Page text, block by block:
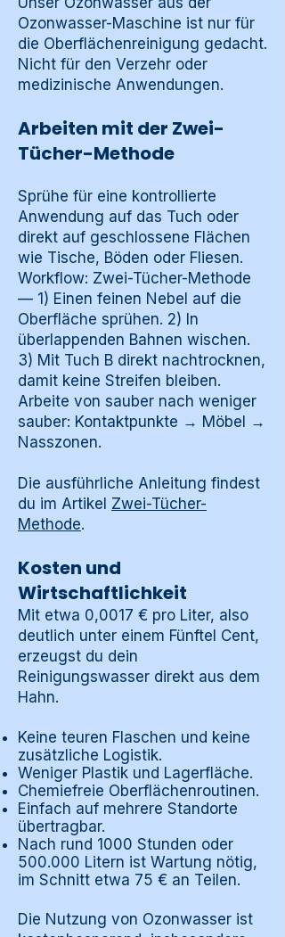
Ozonwasser-Maschine ist nur für
die Oberflächenreinigung gedacht.
Nicht für den Verzehr oder
medizinische Anwendungen.
Arbeiten mit der Zwei-
Tücher-Methode
Sprühe für eine kontrollierte
Anwendung auf das Tuch oder
direkt auf geschlossene Flächen
wie Tische, Böden oder Fliesen.
Workflow: Zwei-Tücher-Methode
— 1) Einen feinen Nebel auf die
Oberfläche sprühen. 2) In
überlappenden Bahnen wischen.
3) Mit Tuch B direkt nachtrocknen,
damit keine Streifen bleiben.
Arbeite von sauber nach weniger
sauber: Kontaktpunkte → Möbel →
Nasszonen.
Die ausführliche Anleitung findest
du im Artikel Zwei-Tücher-
Methode.
Kosten und
Wirtschaftlichkeit
Mit etwa 0,0017 € pro Liter, also
deutlich unter einem Fünftel Cent,
erzeugst du dein
Reinigungswasser direkt aus dem
Hahn.
Keine teuren Flaschen und keine
zusätzliche Logistik.
Weniger Plastik und Lagerfläche.
Chemiefreie Oberflächenroutinen.
Einfach auf mehrere Standorte
übertragbar.
Nach rund 1000 Stunden oder
500.000 Litern ist Wartung nötig,
im Schnitt etwa 75 € an Teilen.
Die Nutzung von Ozonwasser ist